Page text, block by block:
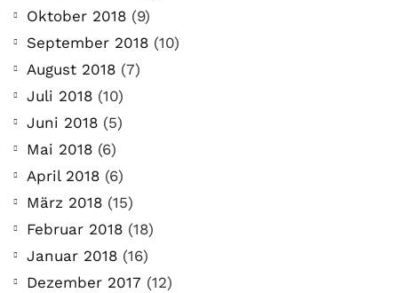
Oktober 2018 (9)
September 2018 (10)
August 2018 (7)
Juli 2018 (10)
Juni 2018 (5)
Mai 2018 (6)
April 2018 (6)
März 2018 (15)
Februar 2018 (18)
Januar 2018 (16)
Dezember 2017 (12)
COMMUNITY
Der Leserbrief der
Woche #2